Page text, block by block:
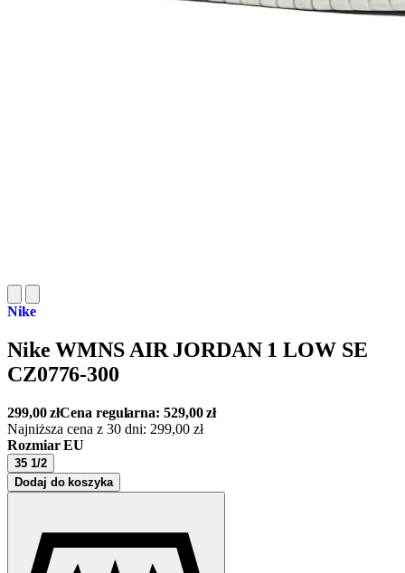
Nike
Nike WMNS AIR JORDAN 1 LOW SE
CZ0776-300
299,00złCena regularna:529,00zł
Najniższa cena z 30 dni: 299,00 zł
Rozmiar EU
35 1/2
Dodaj do koszyka